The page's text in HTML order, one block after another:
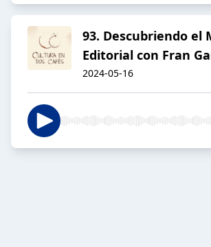
93. Descubriendo el
Editorial con Fran
2024-05-16